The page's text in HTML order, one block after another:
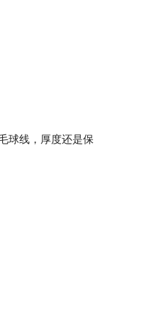
球线，厚度还是保